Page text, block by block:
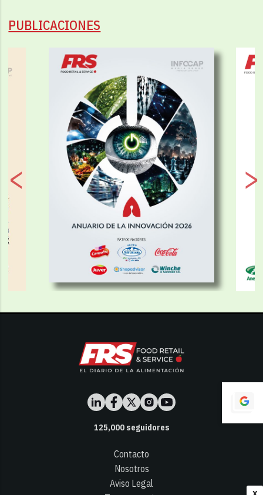
PUBLICACIONES
125,000seguidores
Contacto
Nosotros
Aviso Legal